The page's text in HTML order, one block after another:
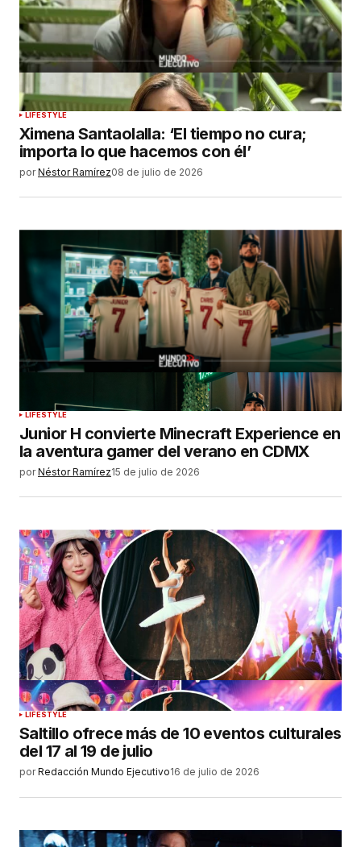
LIFESTYLE
Ximena Santaolalla: ‘El tiempo no cura;
importa lo que hacemos con él’
por Néstor Ramírez08 de julio de 2026
LIFESTYLE
Junior H convierte Minecraft Experience en
la aventura gamer del verano en CDMX
por Néstor Ramírez15 de julio de 2026
LIFESTYLE
Saltillo ofrece más de 10 eventos culturales
del 17 al 19 de julio
por Redacción Mundo Ejecutivo16 de julio de 2026